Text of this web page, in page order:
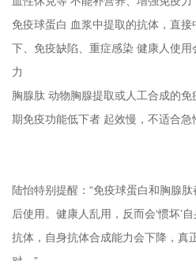
免疫球蛋白 血浆中提取的抗体，直
下、免疫缺陷、重症感染 健康人使
力
胸腺肽 动物胸腺提取或人工合成的
期免疫功能低下者 起效慢，不适合急
陆怡特别提醒：“免疫球蛋白和胸腺
后使用。健康人乱用，反而会‘惯坏
抗体，自身抗体合成能力会下降，真